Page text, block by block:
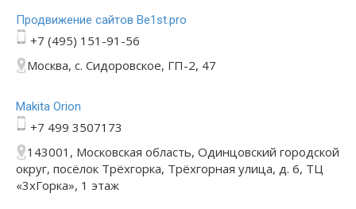
Продвижение сайтов Be1st.pro
+7 (495) 151-91-56
Москва, с. Сидоровское, ГП-2, 47
Makita Orion
+7 499 3507173
143001, Московская область, Одинцовский городской
округ, посёлок Трёхгорка, Трёхгорная улица, д. 6, ТЦ
«3хГорка», 1 этаж